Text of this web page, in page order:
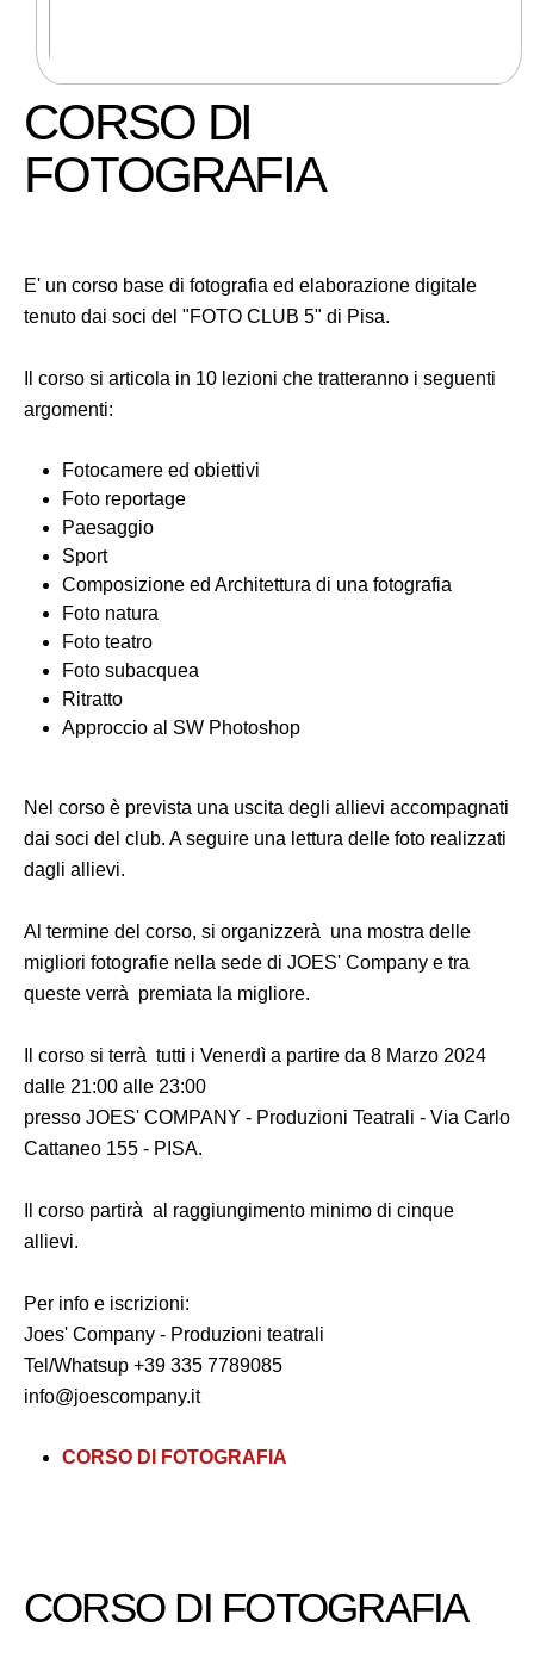
CORSO DI
FOTOGRAFIA
E' un corso base di fotografia ed elaborazione digitale
tenuto dai soci del "FOTO CLUB 5" di Pisa.
Il corso si articola in 10 lezioni che tratteranno i seguenti
argomenti:
Fotocamere ed obiettivi
Foto reportage
Paesaggio
Sport
Composizione ed Architettura di una fotografia
Foto natura
Foto teatro
Foto subacquea
Ritratto
Approccio al SW Photoshop
Nel corso è prevista una uscita degli allievi accompagnati
dai soci del club. A seguire una lettura delle foto realizzati
dagli allievi.
Al termine del corso, si organizzerà una mostra delle
migliori fotografie nella sede di JOES' Company e tra
queste verrà premiata la migliore.
Il corso si terrà tutti i Venerdì a partire da 8 Marzo 2024
dalle 21:00 alle 23:00
presso JOES' COMPANY - Produzioni Teatrali - Via Carlo
Cattaneo 155 - PISA.
Il corso partirà al raggiungimento minimo di cinque
allievi.
Per info e iscrizioni:
Joes' Company - Produzioni teatrali
Tel/Whatsup +39 335 7789085
info@joescompany.it
CORSO DI FOTOGRAFIA
CORSO DI FOTOGRAFIA